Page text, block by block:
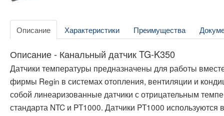
Описание Характеристики Преимущества
Описание - Канальный датчик TG-K350
Датчики температуры предназначены для работы
фирмы Regin в системах отопления, вентиляции и
собой линеаризованные датчики с отрицательным
стандарта NTC и PT1000. Датчики PT1000